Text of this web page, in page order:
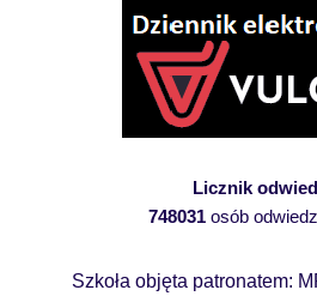
Licznik
748031osób
Szkoła objęta patronatem: